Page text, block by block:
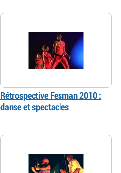
Rétrospective Fesman 2010 :
danse et spectacles